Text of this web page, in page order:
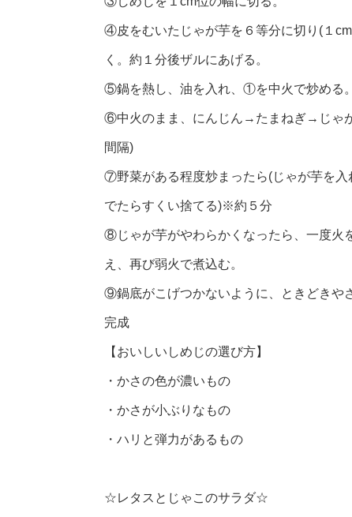
④皮をむいたじゃが芋を６等分に切り(１
く。約１分後ザルにあげる。
⑤鍋を熱し、油を入れ、①を中火で炒める
⑥中火のまま、にんじん→たまねぎ→じゃ
間隔)
⑦野菜がある程度炒まったら(じゃが芋を
でたらすくい捨てる)※約５分
⑧じゃが芋がやわらかくなったら、一度火
え、再び弱火で煮込む。
⑨鍋底がこげつかないように、ときどきや
完成
【おいしいしめじの選び方】
・かさの色が濃いもの
・かさが小ぶりなもの
・ハリと弾力があるもの
☆レタスとじゃこのサラダ☆